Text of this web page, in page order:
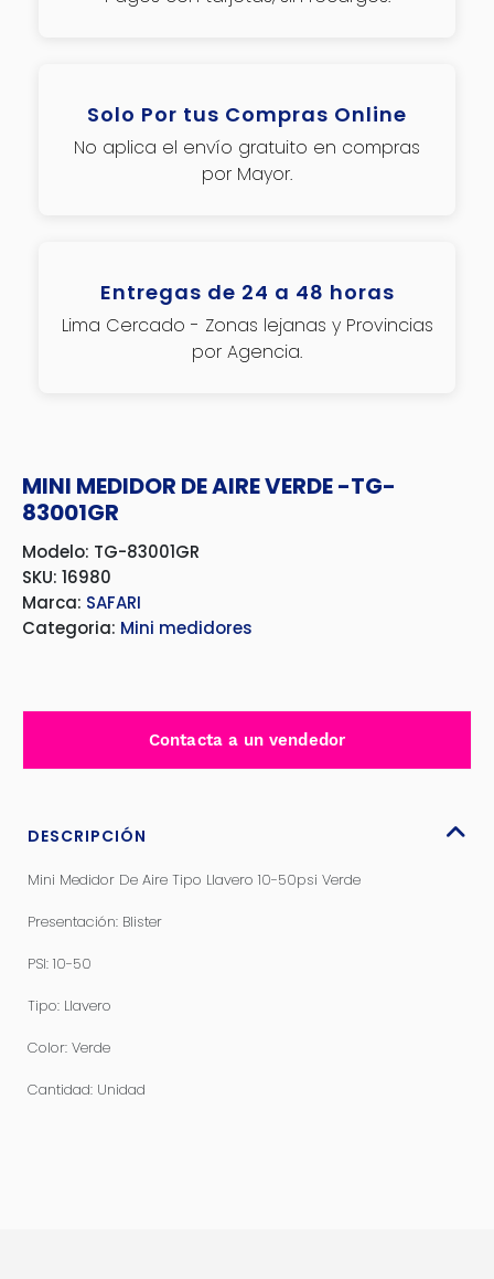
Solo Por tus Compras Online
No aplica el envío gratuito en compras
por Mayor.
Entregas de 24 a 48 horas
Lima Cercado - Zonas lejanas y Provincias
por Agencia.
MINI MEDIDOR DE AIRE VERDE -TG-
83001GR
Modelo: TG-83001GR
SKU: 16980
Marca: SAFARI
Categoria: Mini medidores
Contacta a un vendedor
DESCRIPCIÓN
Mini Medidor De Aire Tipo Llavero 10-50psi Verde
Presentación: Blister
PSI: 10-50
Tipo: Llavero
Color: Verde
Cantidad: Unidad